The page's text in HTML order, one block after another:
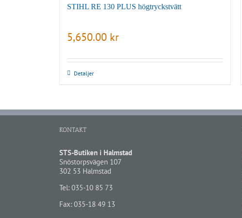
STIHL RE 130 PLUS högtryckstvätt
5,650.00 kr
Detaljer
KONTAKT
STS-Butiken i Halmstad
Snöstorpsvägen 107
302 53 Halmstad
Tel: 035-10 85 73
Fax: 035-18 49 13